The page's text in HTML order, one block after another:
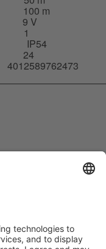
100 m
9 V
1
IP54
24
4012589762473